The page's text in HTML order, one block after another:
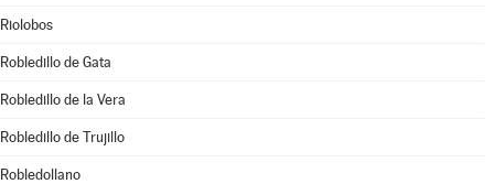
Riolobos
Robledillo de Gata
Robledillo de la Vera
Robledillo de Trujillo
Robledollano